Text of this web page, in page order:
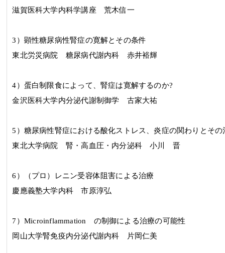
滋賀医科大学内科学講座 荒木信一
3 ）顕性糖尿病性腎症の寛解とその条件
東北労災病院 糖尿病代謝内科 赤井裕輝
4）蛋白制限食によって、腎症は寛解するのか?
金沢医科大学内分泌代謝制御学 古家大祐
5 ）糖尿病性腎症における酸化ストレス、炎症の関わりとその
東北大学病院 腎・高血圧・内分泌科 小川 晋
6 ）（プロ）レニン受容体阻害による治療
慶應義塾大学内科 市原淳弘
7 ） Microinflammation の制御による治療の可能性
岡山大学腎免疫内分泌代謝内科 片岡仁美